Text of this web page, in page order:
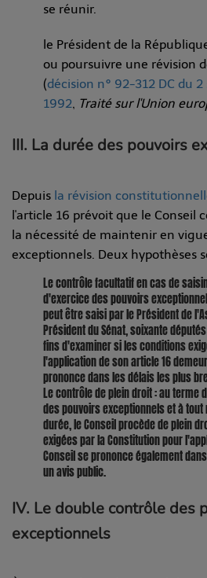
se réunir.
le Président de la
ou poursuivre une révision
(décision n° 92-312 DC du
1992, Traité sur l'Union
III. La durée des pouvoirs
Depuis la révision
l'article 16 prévoit que le Conseil
la nécessité de maintenir en
exceptionnels. Deux hypothèses
Le contrôle facultatif en cas de
d'exercice des pouvoirs
peut être saisi par le Président de
Président du Sénat, soixante
fins d'examiner si les conditions
l'application de son article 16
prononce dans les délais les plus
Le contrôle de plein droit : au
des pouvoirs exceptionnels et à
durée, le Conseil procède de plein
exigées par la Constitution pour
Conseil se prononce également
un avis public.
IV. Le double contrôle des
exceptionnels